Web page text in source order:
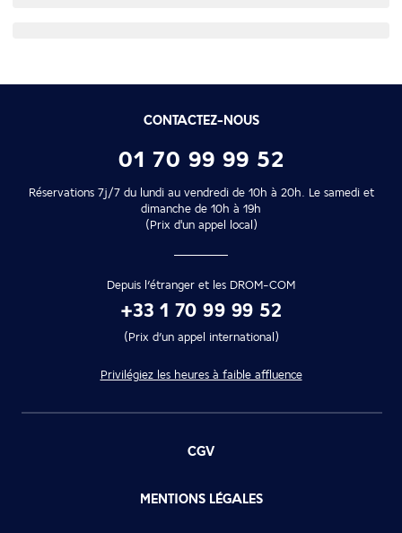
CONTACTEZ-NOUS
01 70 99 99 52
Réservations 7j/7 du lundi au vendredi de 10h à 20h. Le samedi et
dimanche de 10h à 19h
(Prix d'un appel local)
Depuis l’étranger et les DROM-COM
+33 1 70 99 99 52
(Prix d’un appel international)
Privilégiez les heures à faible affluence
CGV
MENTIONS LÉGALES